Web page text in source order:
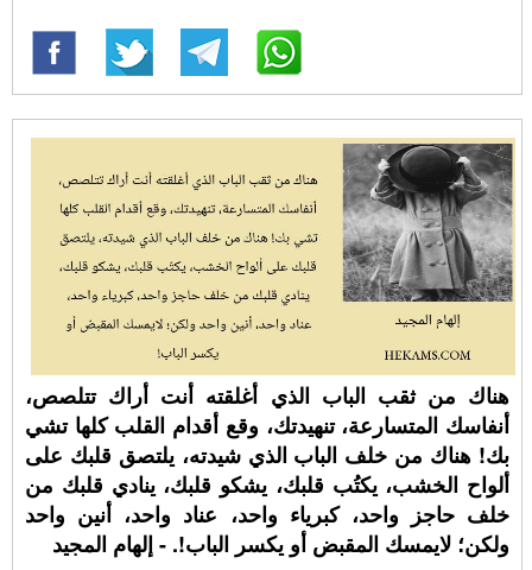
هناك من ثقب الباب الذي أغلقته أنت أراك تتلصص،
أنفاسك المتسارعة، تنهيدتك، وقع أقدام القلب كلها تشي
بك! هناك من خلف الباب الذي شيدته، يلتصق قلبك على
ألواح الخشب، يكتُب قلبك، يشكو قلبك، ينادي قلبك من
خلف حاجز واحد، كبرياء واحد، عناد واحد، أنين واحد
ولكن؛ لايمسك المقبض أو يكسر الباب!. - إلهام المجيد